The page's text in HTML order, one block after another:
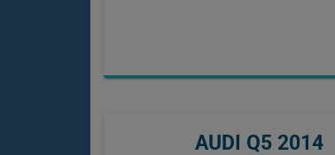
AUDI Q5 2014